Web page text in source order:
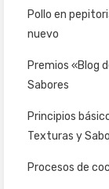
Pollo en
nuevo
Premios «Blog
Sabores
Principios
Texturas y
Procesos de